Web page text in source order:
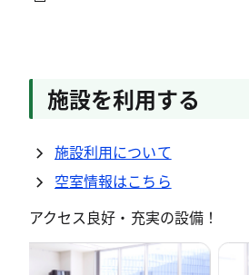
施設を利用する
施設利用について
空室情報はこちら
アクセス良好・充実の設備！